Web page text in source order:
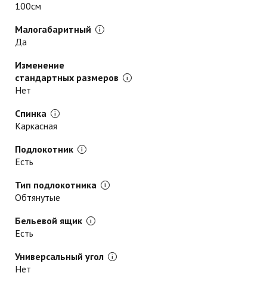
100см
Малогабаритный
Да
Изменение
стандартных размеров
Нет
Спинка
Каркасная
Подлокотник
Есть
Тип подлокотника
Обтянутые
Бельевой ящик
Есть
Универсальный угол
Нет